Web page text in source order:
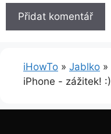
iHowTo » Jablko »
iPhone - zážitek! :)